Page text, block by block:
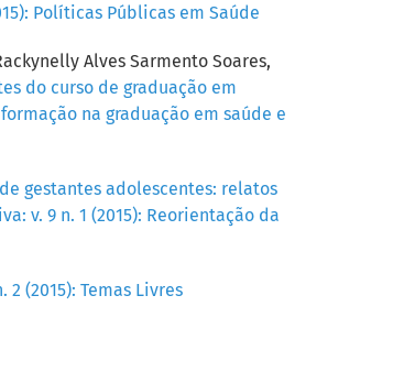
Políticas Públicas em Saúde
Alves Sarmento Soares,
do curso de graduação em
na graduação em saúde e
gestantes adolescentes: relatos
v. 9 n. 1 (2015): Reorientação da
2 (2015): Temas Livres